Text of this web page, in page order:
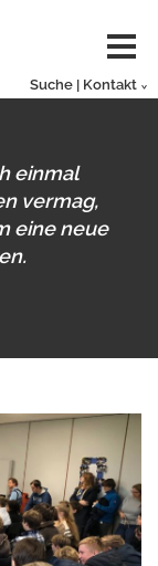
Suche | Kontakt
einmal
vermag,
eine neue